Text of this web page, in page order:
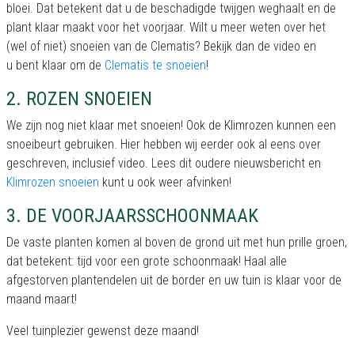
bloei. Dat betekent dat u de beschadigde twijgen weghaalt en de
plant klaar maakt voor het voorjaar. Wilt u meer weten over het
(wel of niet) snoeien van de Clematis? Bekijk dan de video en
u bent klaar om de Clematis te snoeien!
2. ROZEN SNOEIEN
We zijn nog niet klaar met snoeien! Ook de Klimrozen kunnen een
snoeibeurt gebruiken. Hier hebben wij eerder ook al eens over
geschreven, inclusief video. Lees dit oudere nieuwsbericht en
Klimrozen snoeien kunt u ook weer afvinken!
3. DE VOORJAARSSCHOONMAAK
De vaste planten komen al boven de grond uit met hun prille groen,
dat betekent: tijd voor een grote schoonmaak! Haal alle
afgestorven plantendelen uit de border en uw tuin is klaar voor de
maand maart!
Veel tuinplezier gewenst deze maand!